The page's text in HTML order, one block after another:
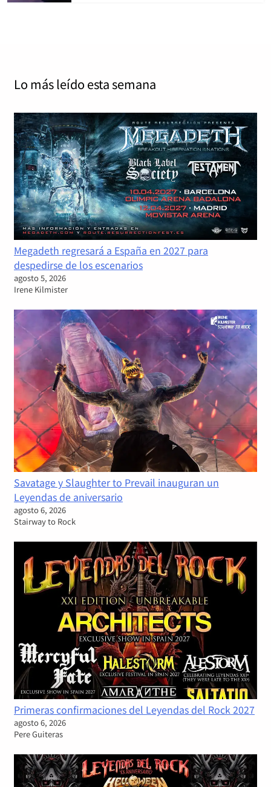
Lo más leído esta semana
Megadeth regresará a España en 2027 para
despedirse de los escenarios
agosto 5, 2026
Irene Kilmister
Savatage y Slaughter to Prevail inauguran un
Leyendas de aniversario
agosto 6, 2026
Stairway to Rock
Primeras confirmaciones del Leyendas del Rock 2027
agosto 6, 2026
Pere Guiteras